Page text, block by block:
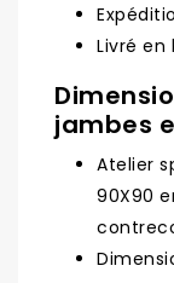
Livré
jambes
Atelier
90X90